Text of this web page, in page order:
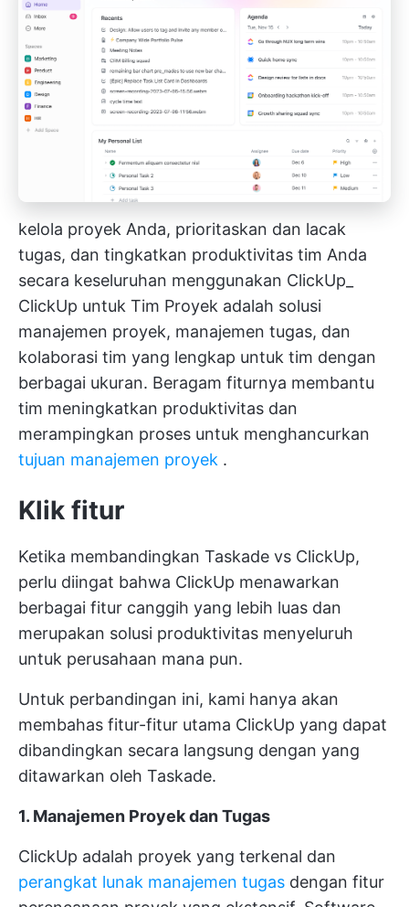
kelola proyek Anda, prioritaskan dan lacak
tugas, dan tingkatkan produktivitas tim Anda
secara keseluruhan menggunakan ClickUp_
ClickUp untuk Tim Proyek adalah solusi
manajemen proyek, manajemen tugas, dan
kolaborasi tim yang lengkap untuk tim dengan
berbagai ukuran. Beragam fiturnya membantu
tim meningkatkan produktivitas dan
merampingkan proses untuk menghancurkan
tujuan manajemen proyek .
Klik fitur
Ketika membandingkan Taskade vs ClickUp,
perlu diingat bahwa ClickUp menawarkan
berbagai fitur canggih yang lebih luas dan
merupakan solusi produktivitas menyeluruh
untuk perusahaan mana pun.
Untuk perbandingan ini, kami hanya akan
membahas fitur-fitur utama ClickUp yang dapat
dibandingkan secara langsung dengan yang
ditawarkan oleh Taskade.
1. Manajemen Proyek dan Tugas
ClickUp adalah proyek yang terkenal dan
perangkat lunak manajemen tugas dengan fitur